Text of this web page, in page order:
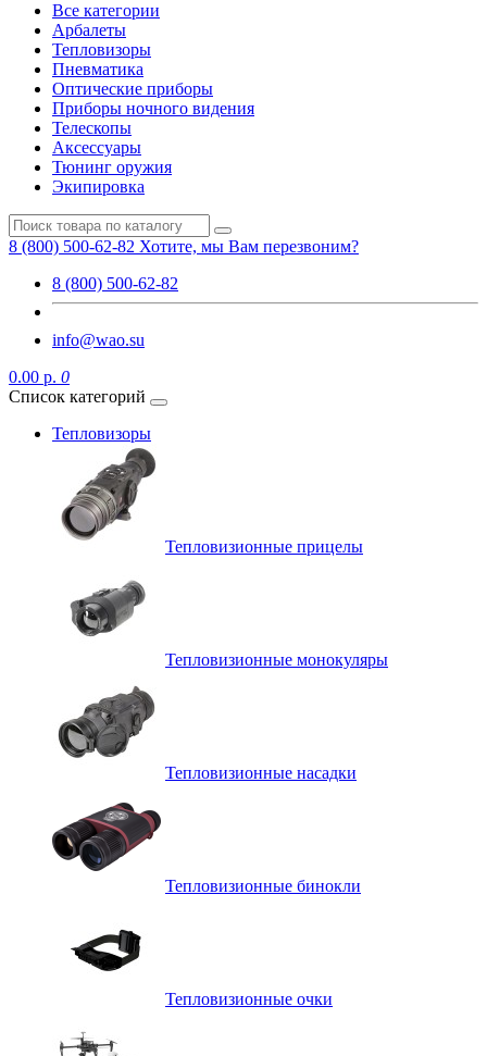
Все категории
Арбалеты
Тепловизоры
Пневматика
Оптические приборы
Приборы ночного видения
Телескопы
Аксессуары
Тюнинг оружия
Экипировка
8 (800) 500-62-82 Хотите, мы Вам перезвоним?
8 (800) 500-62-82
info@wao.su
0.00 р. 0
Список категорий
Тепловизоры
Тепловизионные прицелы
Тепловизионные монокуляры
Тепловизионные насадки
Тепловизионные бинокли
Тепловизионные очки